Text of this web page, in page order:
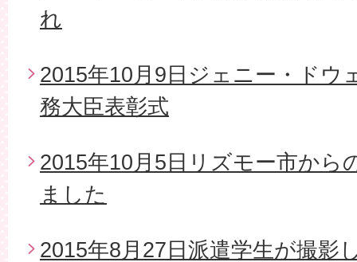
れ
2015年10月9日ジェニー・ドウ
務大臣表彰式
2015年10月5日リズモー市から
ました
2015年8月27日派遣学生が撮影